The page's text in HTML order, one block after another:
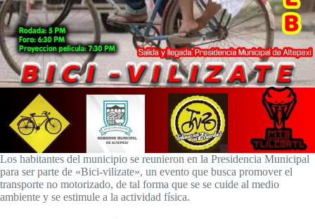
Los habitantes del municipio se reunieron en la Presidencia Municipal
para ser parte de «Bici-vilizate», un evento que busca promover el
transporte no motorizado, de tal forma que se se cuide al medio
ambiente y se estimule a la actividad física.